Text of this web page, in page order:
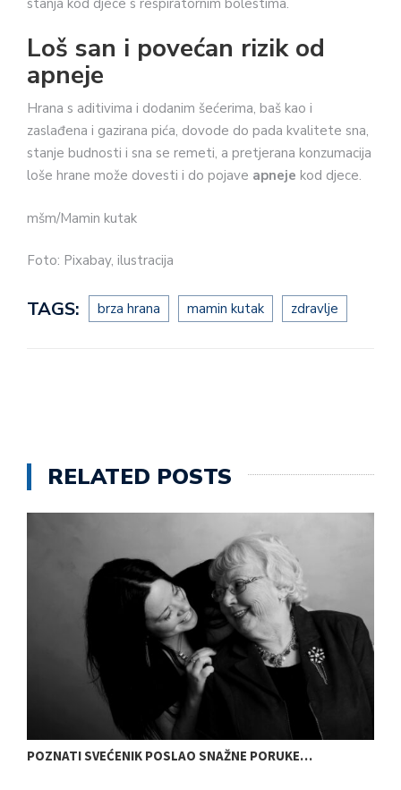
Loš san i povećan rizik od
apneje
Hrana s aditivima i dodanim šećerima, baš kao i
zaslađena i gazirana pića, dovode do pada kvalitete sna,
stanje budnosti i sna se remeti, a pretjerana konzumacija
loše hrane može dovesti i do pojave apneje kod djece.
mšm/Mamin kutak
Foto: Pixabay, ilustracija
TAGS: brza hrana mamin kutak zdravlje
RELATED POSTS
POZNATI SVEĆENIK POSLAO SNAŽNE PORUKE…